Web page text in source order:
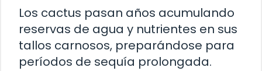
Los cactus pasan años acumulando
reservas de agua y nutrientes en sus
tallos carnosos, preparándose para
períodos de sequía prolongada.